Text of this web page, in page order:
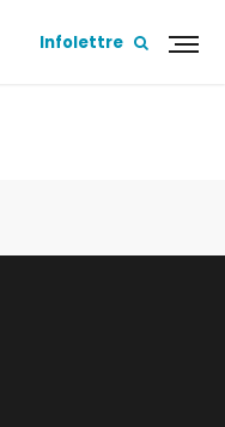
Infolettre